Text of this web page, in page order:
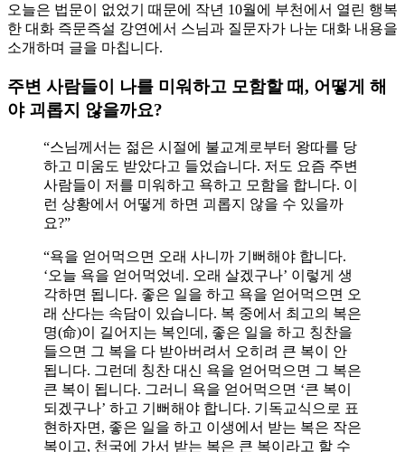
오늘은 법문이 없었기 때문에 작년 10월에 부천에서 열린 행복
한 대화 즉문즉설 강연에서 스님과 질문자가 나눈 대화 내용을
소개하며 글을 마칩니다.
주변 사람들이 나를 미워하고 모함할 때, 어떻게 해
야 괴롭지 않을까요?
“스님께서는 젊은 시절에 불교계로부터 왕따를 당
하고 미움도 받았다고 들었습니다. 저도 요즘 주변
사람들이 저를 미워하고 욕하고 모함을 합니다. 이
런 상황에서 어떻게 하면 괴롭지 않을 수 있을까
요?”
“욕을 얻어먹으면 오래 사니까 기뻐해야 합니다.
‘오늘 욕을 얻어먹었네. 오래 살겠구나’ 이렇게 생
각하면 됩니다. 좋은 일을 하고 욕을 얻어먹으면 오
래 산다는 속담이 있습니다. 복 중에서 최고의 복은
명(命)이 길어지는 복인데, 좋은 일을 하고 칭찬을
들으면 그 복을 다 받아버려서 오히려 큰 복이 안
됩니다. 그런데 칭찬 대신 욕을 얻어먹으면 그 복은
큰 복이 됩니다. 그러니 욕을 얻어먹으면 ‘큰 복이
되겠구나’ 하고 기뻐해야 합니다. 기독교식으로 표
현하자면, 좋은 일을 하고 이생에서 받는 복은 작은
복이고, 천국에 가서 받는 복은 큰 복이라고 할 수